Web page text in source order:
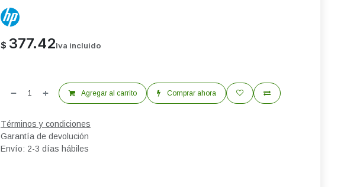
$ 377.42Iva incluido
Agregar al carrito Comprar ahora
Términos y condiciones
Garantía de devolución
Envío: 2-3 días hábiles